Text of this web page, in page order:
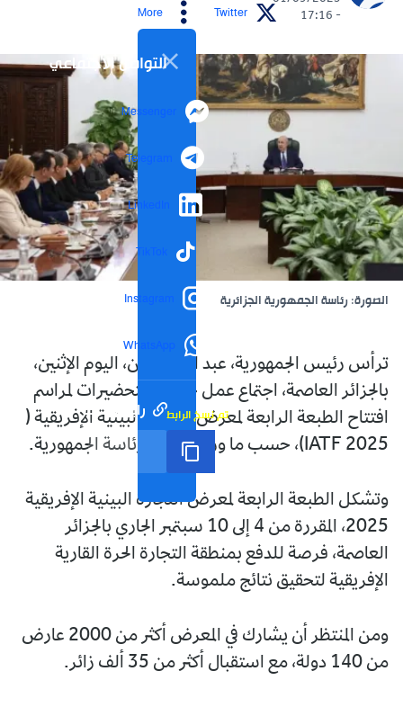
- 17:16
Twitter
More
التواصل الاجتماعي
Messenger
Telegram
LinkedIn
TikTok
Instagram
WhatsApp
رابط مختصر تم نسخ الرابط
الصورة: رئاسة الجمهورية الجزائرية
ترأس رئيس الجمهورية، عبد المجيد تبون، اليوم الإثنين،
بالجزائر العاصمة، اجتماع عمل خاص بالتحضيرات لمراسم
افتتاح الطبعة الرابعة لمعرض التجارة البينية الإفريقية (
2025 IATF)، حسب ما ورد في بيان لرئاسة الجمهورية.
وتشكل الطبعة الرابعة لمعرض التجارة البينية الإفريقية
2025، المقررة من 4 إلى 10 سبتمبر الجاري بالجزائر
العاصمة، فرصة للدفع بمنطقة التجارة الحرة القارية
الإفريقية لتحقيق نتائج ملموسة.
ومن المنتظر أن يشارك في المعرض أكثر من 2000 عارض
من 140 دولة، مع استقبال أكثر من 35 ألف زائر.